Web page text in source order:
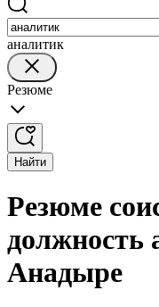
аналитик
Резюме
Найти
Резюме
должность
Анадыре